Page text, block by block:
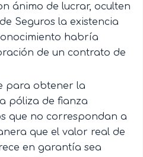
ánimo de lucrar, oculten
Seguros la existencia
habría
de un contrato de
para obtener la
póliza de fianza
que no correspondan a
que el valor real de
en garantía sea